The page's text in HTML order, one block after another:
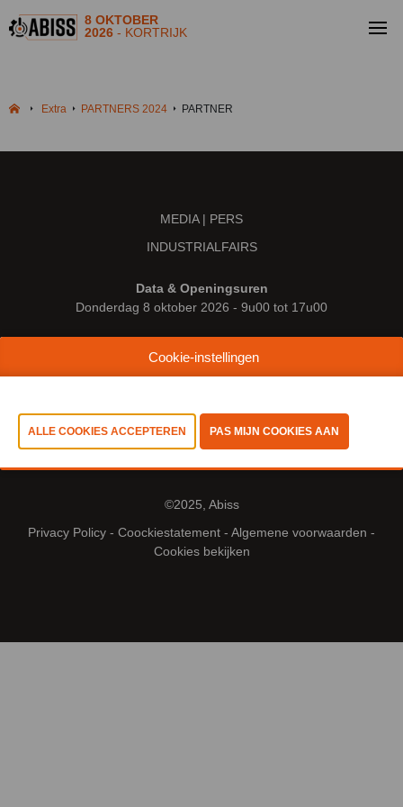
8 OKTOBER
2026- KORTRIJK
Extra PARTNERS 2024 PARTNER
MEDIA | PERS
INDUSTRIALFAIRS
Data & Openingsuren
Donderdag 8 oktober 2026 - 9u00 tot 17u00
Kortrijk Xpo
©2025, Abiss
Privacy Policy - Coockiestatement - Algemene voorwaarden -
Cookies bekijken
Cookie-instellingen